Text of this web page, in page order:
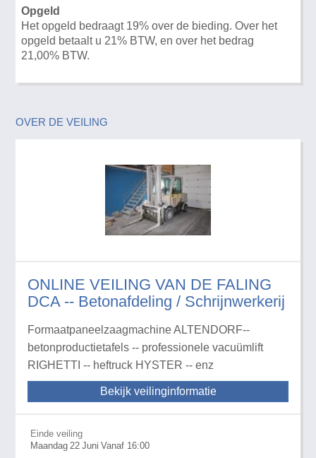
Opgeld
Het opgeld bedraagt 19% over de bieding. Over het
opgeld betaalt u 21% BTW, en over het bedrag
21,00% BTW.
OVER DE VEILING
ONLINE VEILING VAN DE FALING
DCA -- Betonafdeling / Schrijnwerkerij
Formaatpaneelzaagmachine ALTENDORF--
betonproductietafels -- professionele vacuümlift
RIGHETTI -- heftruck HYSTER -- enz
Bekijk veilinginformatie
Einde veiling
Maandag 22 Juni Vanaf 16:00